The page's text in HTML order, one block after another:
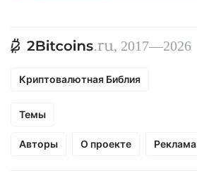
, 2017—2026
Криптовалютная Библия
Темы
Авторы О проекте Реклама